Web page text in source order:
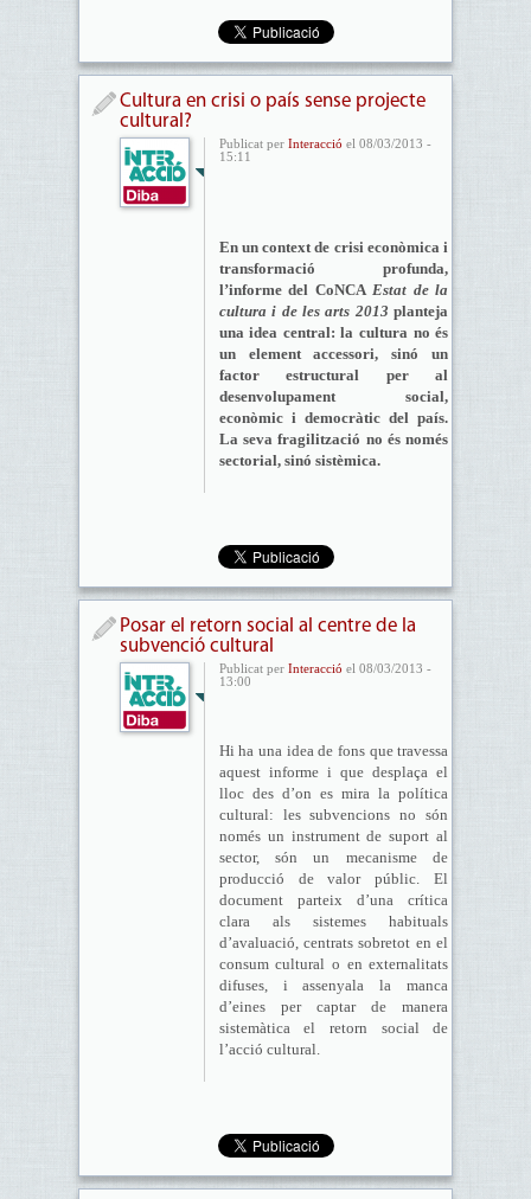
Cultura en crisi o país sense projecte
cultural?
Publicat per Interacció el 08/03/2013 -
15:11
En un context de crisi econòmica i
transformació profunda,
l’informe del CoNCAEstat de la
cultura i de les arts 2013planteja
una idea central: la cultura no és
un element accessori, sinó un
factor estructural per al
desenvolupament social,
econòmic i democràtic del país.
La seva fragilització no és només
sectorial, sinó sistèmica.
Posar el retorn social al centre de la
subvenció cultural
Publicat per Interacció el 08/03/2013 -
13:00
Hi ha una idea de fons que travessa
aquest informe i que desplaça el
lloc des d’on es mira la política
cultural: les subvencions no són
només un instrument de suport al
sector, són un mecanisme de
producció de valor públic. El
document parteix d’una crítica
clara als sistemes habituals
d’avaluació, centrats sobretot en el
consum cultural o en externalitats
difuses, i assenyala la manca
d’eines per captar de manera
sistemàtica el retorn social de
l’acció cultural.